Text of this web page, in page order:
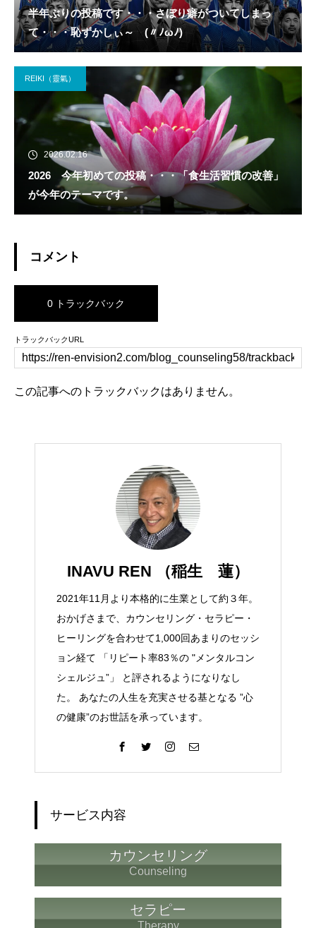
半年ぶりの投稿です・・・さぼり癖がついてしまっ
て・・・恥ずかしぃ～ (〃ﾉωﾉ)
REIKI（靈氣）
2026.02.16
2026 今年初めての投稿・・・「食生活習慣の改善」
が今年のテーマです。
コメント
0 トラックバック
トラックバックURL
この記事へのトラックバックはありません。
INAVU REN （稲生 蓮）
2021年11月より本格的に生業として約３年。
おかげさまで、カウンセリング・セラピー・
ヒーリングを合わせて1,000回あまりのセッシ
ョン経て 「リピート率83％の "メンタルコン
シェルジュ”」 と評されるようになりなし
た。 あなたの人生を充実させる基となる ”心
の健康”のお世話を承っています。
サービス内容
カウンセリング
Counseling
セラピー